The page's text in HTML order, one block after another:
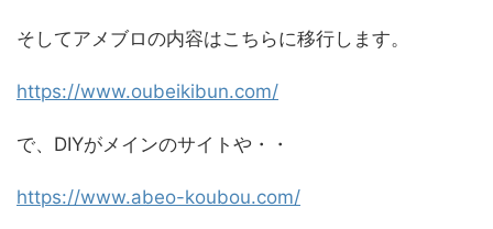
そしてアメブロの内容はこちらに移行します。
https://www.oubeikibun.com/
で、DIYがメインのサイトや・・
https://www.abeo-koubou.com/